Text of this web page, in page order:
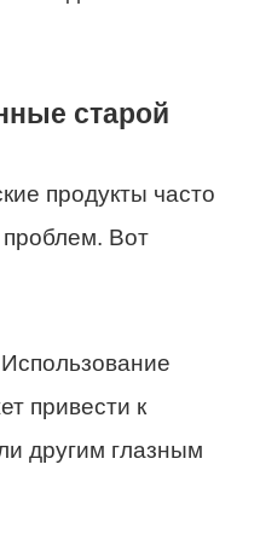
старой
продукты часто
проблем. Вот
Использование
привести к
другим глазным